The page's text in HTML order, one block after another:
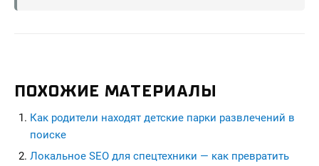
ПОХОЖИЕ МАТЕРИАЛЫ
Как родители находят детские парки развлечений в
поиске
Локальное SEO для спецтехники — как превратить